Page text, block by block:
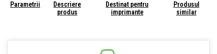
Parametrii
Descriere
produs
Destinat pentru
imprimante
Produsul
similar